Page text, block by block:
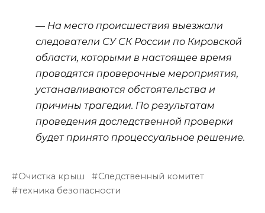
— На место происшествия выезжали
следователи СУ СК России по Кировской
области, которыми в настоящее время
проводятся проверочные мероприятия,
устанавливаются обстоятельства и
причины трагедии. По результатам
проведения доследственной проверки
будет принято процессуальное решение.
Очистка крыш
Следственный комитет
техника безопасности